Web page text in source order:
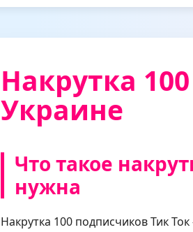
Накрутка
Украине
Что такое
нужна
Накрутка 100 подписчиков Тик